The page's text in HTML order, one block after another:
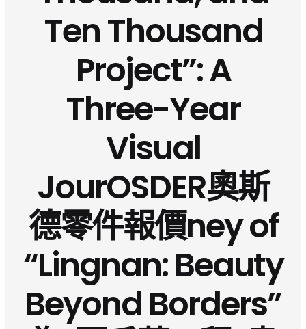
Ten Thousand
Project”: A
Three-Year
Visual
JourOSDER奧斯
德零件報價ney of
“Lingnan: Beauty
Beyond Borders”